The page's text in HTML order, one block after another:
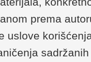
prema
uslove